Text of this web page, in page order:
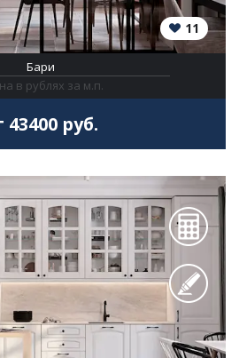
11
Бари
в рублях за м.п.
43400 руб.